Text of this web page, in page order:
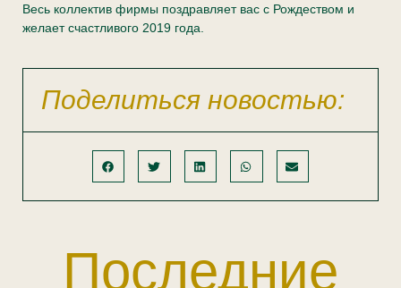
Весь коллектив фирмы поздравляет вас с Рождеством и
желает счастливого 2019 года.
Поделиться новостью:
Последние